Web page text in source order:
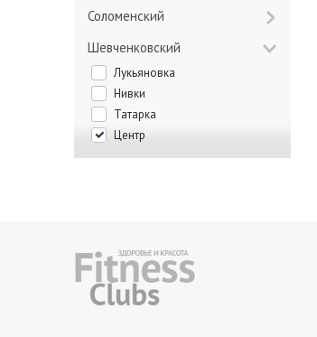
Соломенский
Шевченковский
Лукьяновка
Нивки
Татарка
Центр